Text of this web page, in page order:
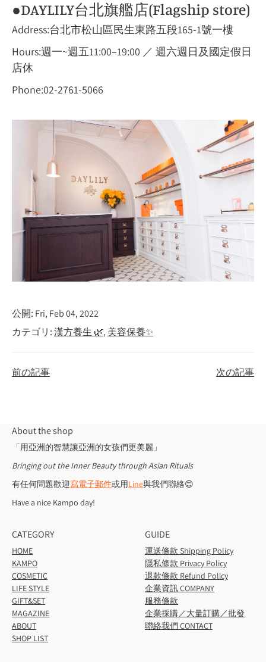
●DAYLILY台北旗艦店(Flagship store)
Address:台北市松山區民生東路五段165-1號一樓
Hours:週一~週五11:00–19:00 ／ 週六週日及國定假日
店休
Phone:02-2761-5066
公開: Fri, Feb 04, 2022
カテゴリ:漢方養生 🌿 美容保養✨
前の記事 次の記事
About the shop
「用亞洲的智慧讓亞洲的女孩們更美麗」
Bringing out the Inner Beauty through Asian Rituals
有任何問題歡迎寫電子郵件或用Line與我們聯絡😊
Have a nice Kampo day!
CATEGORY
HOME
KAMPO
COSMETIC
LIFE STYLE
GIFT&SET
MAGAZINE
ABOUT
SHOP LIST
GUIDE
運送條款 Shipping Policy
隱私條款 Privacy Policy
退款條款 Refund Policy
企業資訊 COMPANY
服務條款
企業採購／大量訂購／批發
聯絡我們 CONTACT